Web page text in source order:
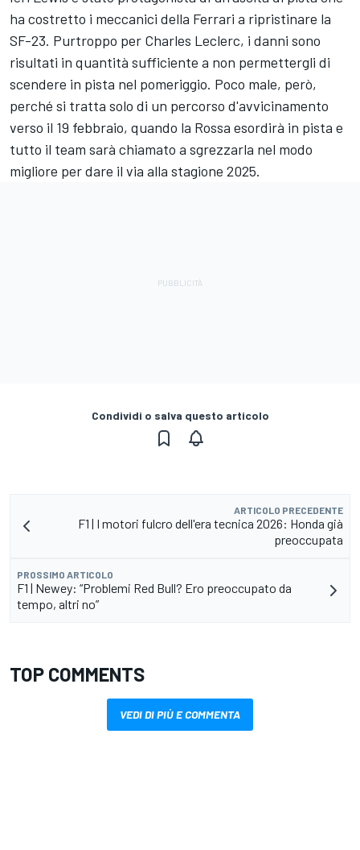
ha costretto i meccanici della Ferrari a ripristinare la
SF-23. Purtroppo per Charles Leclerc, i danni sono
risultati in quantità sufficiente a non permettergli di
scendere in pista nel pomeriggio. Poco male, però,
perché si tratta solo di un percorso d'avvicinamento
verso il 19 febbraio, quando la Rossa esordirà in pista e
tutto il team sarà chiamato a sgrezzarla nel modo
migliore per dare il via alla stagione 2025.
Condividi o salva questo articolo
ARTICOLO PRECEDENTE
F1 | I motori fulcro dell'era tecnica 2026: Honda già
preoccupata
PROSSIMO ARTICOLO
F1 | Newey: “Problemi Red Bull? Ero preoccupato da
tempo, altri no”
TOP COMMENTS
VEDI DI PIÙ E COMMENTA